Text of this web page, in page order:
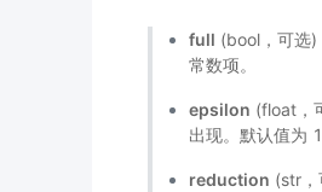
full (bool，可选)
常数项。
epsilon (float，
出现。默认值为
reduction (str